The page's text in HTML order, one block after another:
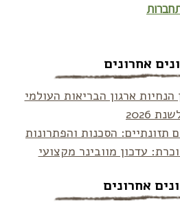
אחרונים
ארגון הבריאות העולמי
2026
תזונתיים: הסכנות והפתרונות
עדכון מוובינר מקצועי
אחרונים